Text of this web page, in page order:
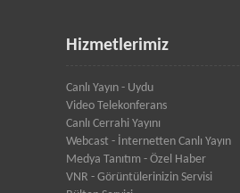
Hizmetlerimiz
Canlı Yayın - Uydu
Video Telekonferans
Canlı Cerrahi Yayını
Webcast - İnternetten Canlı Yayın
Medya Tanıtım - Özel Haber
VNR - Görüntülerinizin Servisi